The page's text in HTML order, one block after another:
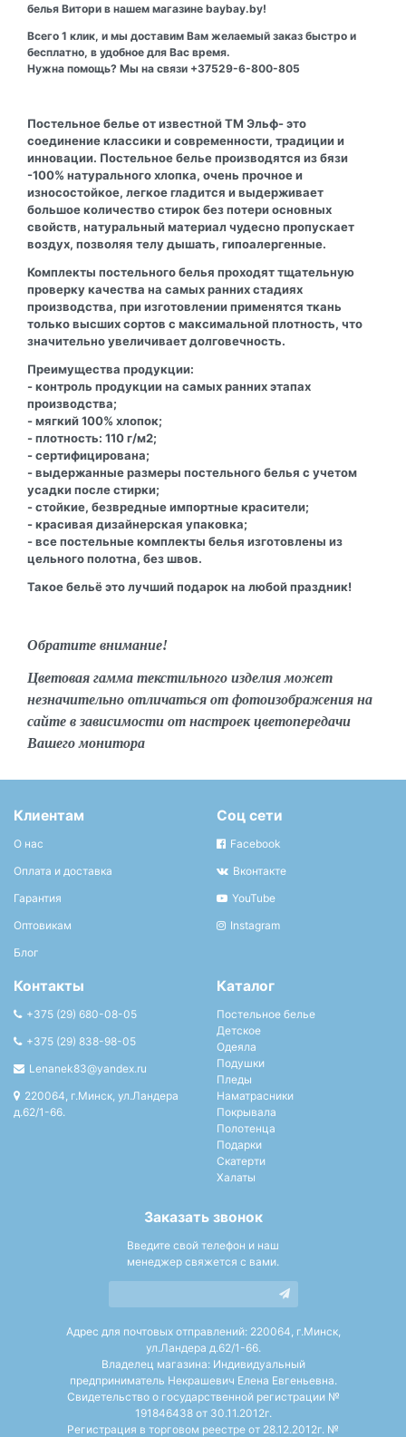
белья Витори в нашем магазине baybay.by!
Всего 1 клик, и мы доставим Вам желаемый заказ быстро и
бесплатно, в удобное для Вас время.
Нужна помощь? Мы на связи +37529-6-800-805
Постельное белье от известной ТМ Эльф- это
соединение классики и современности, традиции и
инновации. Постельное белье производятся из бязи
-100% натурального хлопка, очень прочное и
износостойкое, легкое гладится и выдерживает
большое количество стирок без потери основных
свойств, натуральный материал чудесно пропускает
воздух, позволяя телу дышать, гипоалергенные.
Комплекты постельного белья проходят тщательную
проверку качества на самых ранних стадиях
производства, при изготовлении применятся ткань
только высших сортов с максимальной плотность, что
значительно увеличивает долговечность.
Преимущества продукции:
- контроль продукции на самых ранних этапах
производства;
- мягкий 100% хлопок;
- плотность: 110 г/м2;
- сертифицирована;
- выдержанные размеры постельного белья с учетом
усадки после стирки;
- стойкие, безвредные импортные красители;
- красивая дизайнерская упаковка;
- все постельные комплекты белья изготовлены из
цельного полотна, без швов.
Такое бельё это лучший подарок на любой праздник!
Обратите внимание!
Цветовая гамма текстильного изделия может
незначительно отличаться от фотоизображения на
сайте в зависимости от настроек цветопередачи
Вашего монитора
Клиентам
О нас
Оплата и доставка
Гарантия
Оптовикам
Блог
Соц сети
Facebook
Вконтакте
YouTube
Instagram
Контакты
+375 (29) 680-08-05
+375 (29) 838-98-05
Lenanek83@yandex.ru
220064, г.Минск, ул.Ландера
д.62/1-66.
Каталог
Постельное белье
Детское
Одеяла
Подушки
Пледы
Наматрасники
Покрывала
Полотенца
Подарки
Скатерти
Халаты
Заказать звонок
Введите свой телефон и наш
менеджер свяжется с вами.
Адрес для почтовых отправлений: 220064, г.Минск,
ул.Ландера д.62/1-66.
Владелец магазина: Индивидуальный
предприниматель Некрашевич Елена Евгеньевна.
Свидетельство о государственной регистрации №
191846438 от 30.11.2012г.
Регистрация в торговом реестре от 28.12.2012г. №